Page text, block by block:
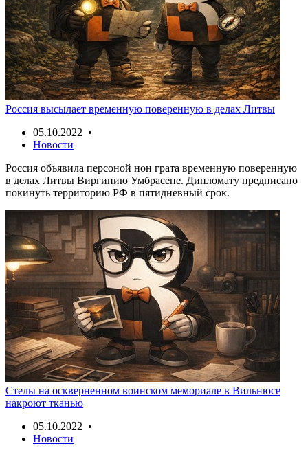
Россия высылает временную поверенную в делах Литвы
05.10.2022 •
Новости
Россия объявила персоной нон грата временную поверенную
в делах Литвы Виргинию Умбрасене. Дипломату предписано
покинуть территорию РФ в пятидневный срок.
Стелы на оскверненном воинском мемориале в Вильнюсе
накроют тканью
05.10.2022 •
Новости